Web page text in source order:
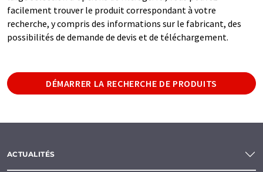
facilement trouver le produit correspondant à votre
recherche, y compris des informations sur le fabricant, des
possibilités de demande de devis et de téléchargement.
DÉMARRER LA RECHERCHE DE PRODUITS
ACTUALITÉS